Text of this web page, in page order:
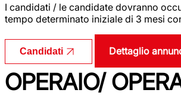
I candidati / le candidate dovranno
tempo determinato iniziale di 3 mesi
Candidati Dettaglio
OPERAIO/